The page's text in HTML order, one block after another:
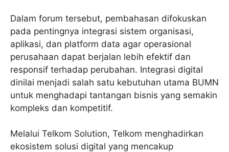
Dalam forum tersebut, pembahasan difokuskan
pada pentingnya integrasi sistem organisasi,
aplikasi, dan platform data agar operasional
perusahaan dapat berjalan lebih efektif dan
responsif terhadap perubahan. Integrasi digital
dinilai menjadi salah satu kebutuhan utama BUMN
untuk menghadapi tantangan bisnis yang semakin
kompleks dan kompetitif.
Melalui Telkom Solution, Telkom menghadirkan
ekosistem solusi digital yang mencakup